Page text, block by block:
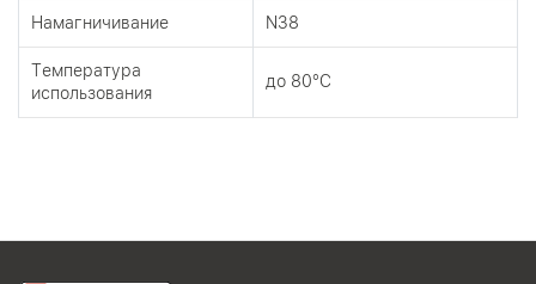
Намагничивание N38
Tемпература
использования
до 80°C